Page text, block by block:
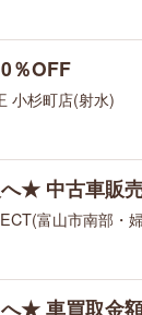
％OFF
小杉町店(射水)
★ 中古車販
富山市南部・
★ 車買取金